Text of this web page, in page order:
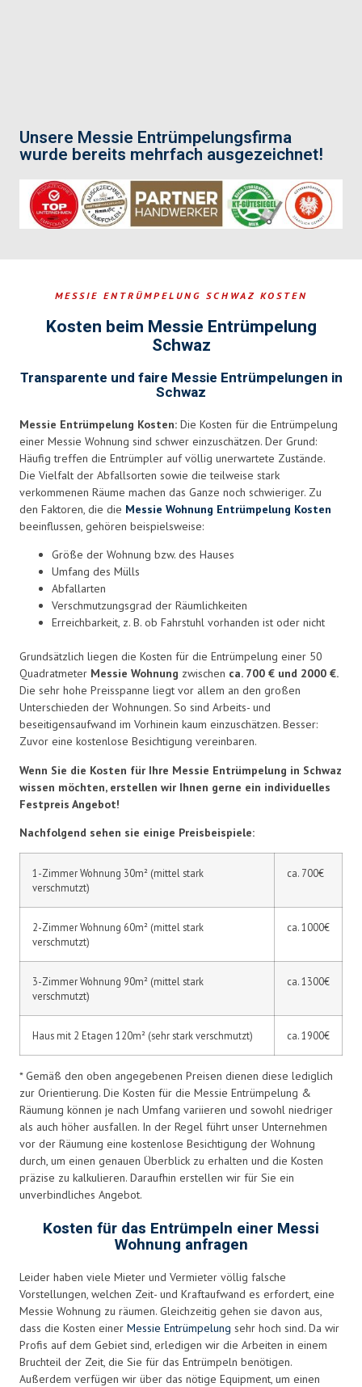
Unsere Messie Entrümpelungsfirma
wurde bereits mehrfach ausgezeichnet!
MESSIE ENTRÜMPELUNG SCHWAZ KOSTEN
Kosten beim Messie Entrümpelung
Schwaz
Transparente und faire Messie Entrümpelungen in
Schwaz
Messie Entrümpelung Kosten: Die Kosten für die Entrümpelung
einer Messie Wohnung sind schwer einzuschätzen. Der Grund:
Häufig treffen die Entrümpler auf völlig unerwartete Zustände.
Die Vielfalt der Abfallsorten sowie die teilweise stark
verkommenen Räume machen das Ganze noch schwieriger. Zu
den Faktoren, die die Messie Wohnung Entrümpelung Kosten
beeinflussen, gehören beispielsweise:
Größe der Wohnung bzw. des Hauses
Umfang des Mülls
Abfallarten
Verschmutzungsgrad der Räumlichkeiten
Erreichbarkeit, z. B. ob Fahrstuhl vorhanden ist oder nicht
Grundsätzlich liegen die Kosten für die Entrümpelung einer 50
Quadratmeter Messie Wohnung zwischen ca. 700 € und 2000 €.
Die sehr hohe Preisspanne liegt vor allem an den großen
Unterschieden der Wohnungen. So sind Arbeits- und
beseitigensaufwand im Vorhinein kaum einzuschätzen. Besser:
Zuvor eine kostenlose Besichtigung vereinbaren.
Wenn Sie die Kosten für Ihre Messie Entrümpelung in Schwaz
wissen möchten, erstellen wir Ihnen gerne ein individuelles
Festpreis Angebot!
Nachfolgend sehen sie einige Preisbeispiele:
1-Zimmer Wohnung 30m² (mittel stark
verschmutzt)
ca. 700€
2-Zimmer Wohnung 60m² (mittel stark
verschmutzt)
ca. 1000€
3-Zimmer Wohnung 90m² (mittel stark
verschmutzt)
ca. 1300€
Haus mit 2 Etagen 120m² (sehr stark verschmutzt) ca. 1900€
* Gemäß den oben angegebenen Preisen dienen diese lediglich
zur Orientierung. Die Kosten für die Messie Entrümpelung &
Räumung können je nach Umfang variieren und sowohl niedriger
als auch höher ausfallen. In der Regel führt unser Unternehmen
vor der Räumung eine kostenlose Besichtigung der Wohnung
durch, um einen genauen Überblick zu erhalten und die Kosten
präzise zu kalkulieren. Daraufhin erstellen wir für Sie ein
unverbindliches Angebot.
Kosten für das Entrümpeln einer Messi
Wohnung anfragen
Leider haben viele Mieter und Vermieter völlig falsche
Vorstellungen, welchen Zeit- und Kraftaufwand es erfordert, eine
Messie Wohnung zu räumen. Gleichzeitig gehen sie davon aus,
dass die Kosten einer Messie Entrümpelung sehr hoch sind. Da wir
Profis auf dem Gebiet sind, erledigen wir die Arbeiten in einem
Bruchteil der Zeit, die Sie für das Entrümpeln benötigen.
Außerdem verfügen wir über das nötige Equipment, um einen